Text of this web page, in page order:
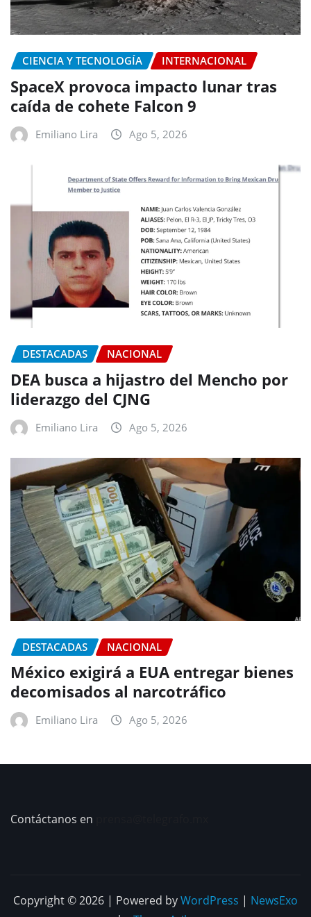
CIENCIA Y TECNOLOGÍA INTERNACIONAL
SpaceX provoca impacto lunar tras
caída de cohete Falcon 9
Emiliano Lira Ago 5, 2026
DESTACADAS NACIONAL
DEA busca a hijastro del Mencho por
liderazgo del CJNG
Emiliano Lira Ago 5, 2026
DESTACADAS NACIONAL
México exigirá a EUA entregar bienes
decomisados al narcotráfico
Emiliano Lira Ago 5, 2026
Contáctanos en
Copyright © 2026 | Powered byWordPress | NewsExo